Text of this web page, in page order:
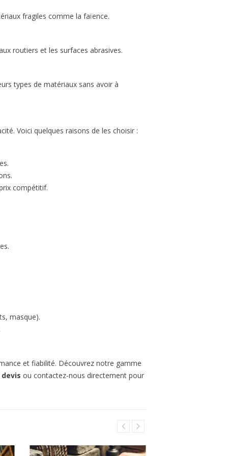
fragiles comme la faïence.
routiers et les surfaces abrasives.
types de matériaux sans avoir à
Voici quelques raisons de les choisir :
compétitif.
masque).
et fiabilité. Découvrez notre gamme
ou contactez-nous directement pour